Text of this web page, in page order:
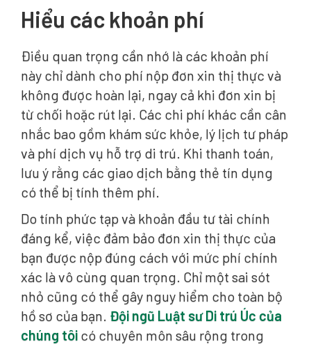
Hiểu các khoản phí
Điều quan trọng cần nhớ là các khoản phí
này chỉ dành cho phí nộp đơn xin thị thực và
không được hoàn lại, ngay cả khi đơn xin bị
từ chối hoặc rút lại. Các chi phí khác cần cân
nhắc bao gồm khám sức khỏe, lý lịch tư pháp
và phí dịch vụ hỗ trợ di trú. Khi thanh toán,
lưu ý rằng các giao dịch bằng thẻ tín dụng
có thể bị tính thêm phí.
Do tính phức tạp và khoản đầu tư tài chính
đáng kể, việc đảm bảo đơn xin thị thực của
bạn được nộp đúng cách với mức phí chính
xác là vô cùng quan trọng. Chỉ một sai sót
nhỏ cũng có thể gây nguy hiểm cho toàn bộ
hồ sơ của bạn. Đội ngũ Luật sư Di trú Úc của
chúng tôi có chuyên môn sâu rộng trong